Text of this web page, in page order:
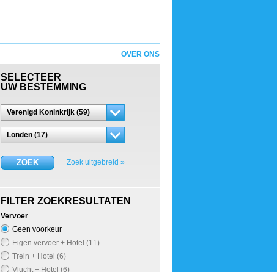
OVER ONS
SELECTEER
UW BESTEMMING
Verenigd Koninkrijk (59)
Londen (17)
ZOEK Zoek uitgebreid »
FILTER ZOEKRESULTATEN
Vervoer
Geen voorkeur
Eigen vervoer + Hotel (11)
Trein + Hotel (6)
Vlucht + Hotel (6)